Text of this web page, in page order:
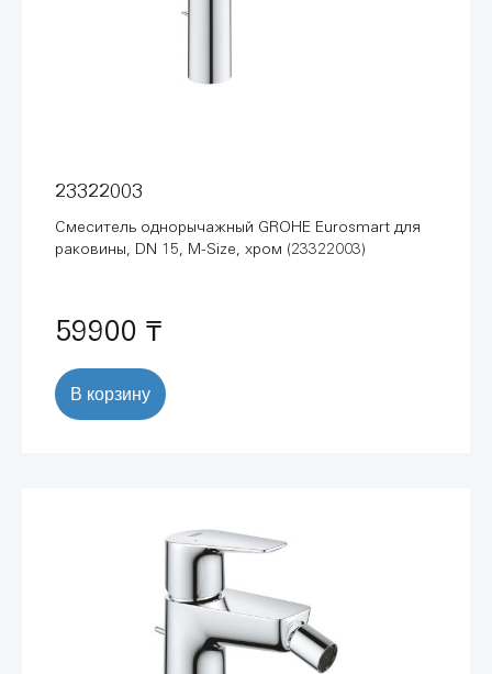
23322003
Смеситель однорычажный GROHE Eurosmart для
раковины, DN 15, M-Size, хром (23322003)
59900 ₸
В корзину